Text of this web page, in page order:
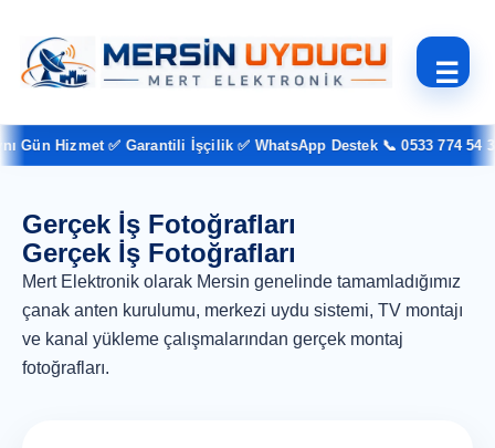
☰
Hizmet ✅ Garantili İşçilik ✅ WhatsApp Destek 📞 0533 774 54 37
Gerçek İş Fotoğrafları
Gerçek İş Fotoğrafları
Mert Elektronik olarak Mersin genelinde tamamladığımız
çanak anten kurulumu, merkezi uydu sistemi, TV montajı
ve kanal yükleme çalışmalarından gerçek montaj
fotoğrafları.